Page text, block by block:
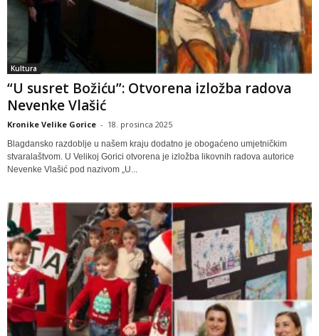
Kultura
“U susret Božiću”: Otvorena izložba radova
Nevenke Vlašić
Kronike Velike Gorice - 18. prosinca 2025
Blagdansko razdoblje u našem kraju dodatno je obogaćeno umjetničkim
stvaralaštvom. U Velikoj Gorici otvorena je izložba likovnih radova autorice
Nevenke Vlašić pod nazivom „U...